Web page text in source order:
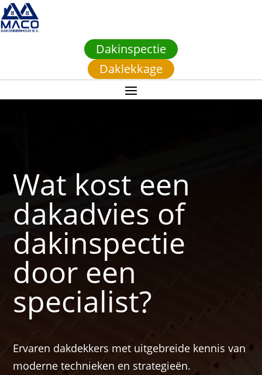
Dakinspectie
Daklekkage
Wat kost een
dakadvies of
dakinspectie
door een
specialist?
Ervaren dakdekkers met uitgebreide kennis van
moderne technieken en strategieën.